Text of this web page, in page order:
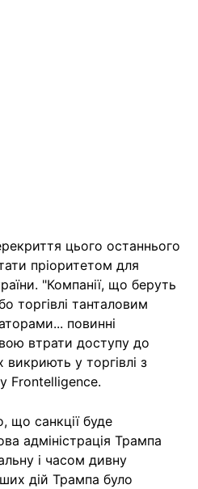
цього останнього
пріоритетом для
"Компанії, що беруть
торгівлі танталовим
повинні
втрати доступу до
викриють у торгівлі з
Frontelligence.
що санкції буде
адміністрація Трампа
і часом дивну
дій Трампа було